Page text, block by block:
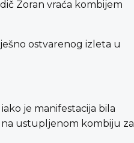
Zoran vraća kombijem
ostvarenog izleta u
je manifestacija bila
na ustupljenom kombiju za